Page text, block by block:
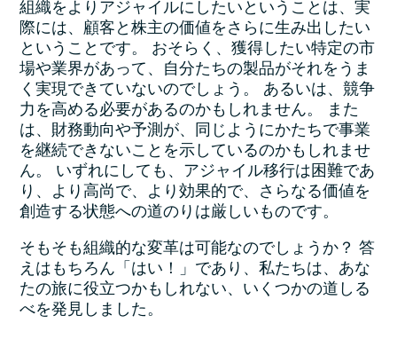
組織をよりアジャイルにしたいということは、実
際には、顧客と株主の価値をさらに生み出したい
ということです。 おそらく、獲得したい特定の市
場や業界があって、自分たちの製品がそれをうま
く実現できていないのでしょう。 あるいは、競争
力を高める必要があるのかもしれません。 また
は、財務動向や予測が、同じようにかたちで事業
を継続できないことを示しているのかもしれませ
ん。 いずれにしても、アジャイル移行は困難であ
り、より高尚で、より効果的で、さらなる価値を
創造する状態への道のりは厳しいものです。
そもそも組織的な変革は可能なのでしょうか？ 答
えはもちろん「はい！」であり、私たちは、あな
たの旅に役立つかもしれない、いくつかの道しる
べを発見しました。